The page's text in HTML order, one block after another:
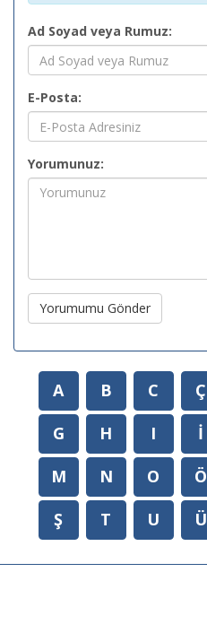
Ad Soyad veya Rumuz:
E-Posta:
Yorumunuz:
Yorumumu Gönder
A B C Ç
G
H I İ
M
N O Ö
Ş
T U Ü